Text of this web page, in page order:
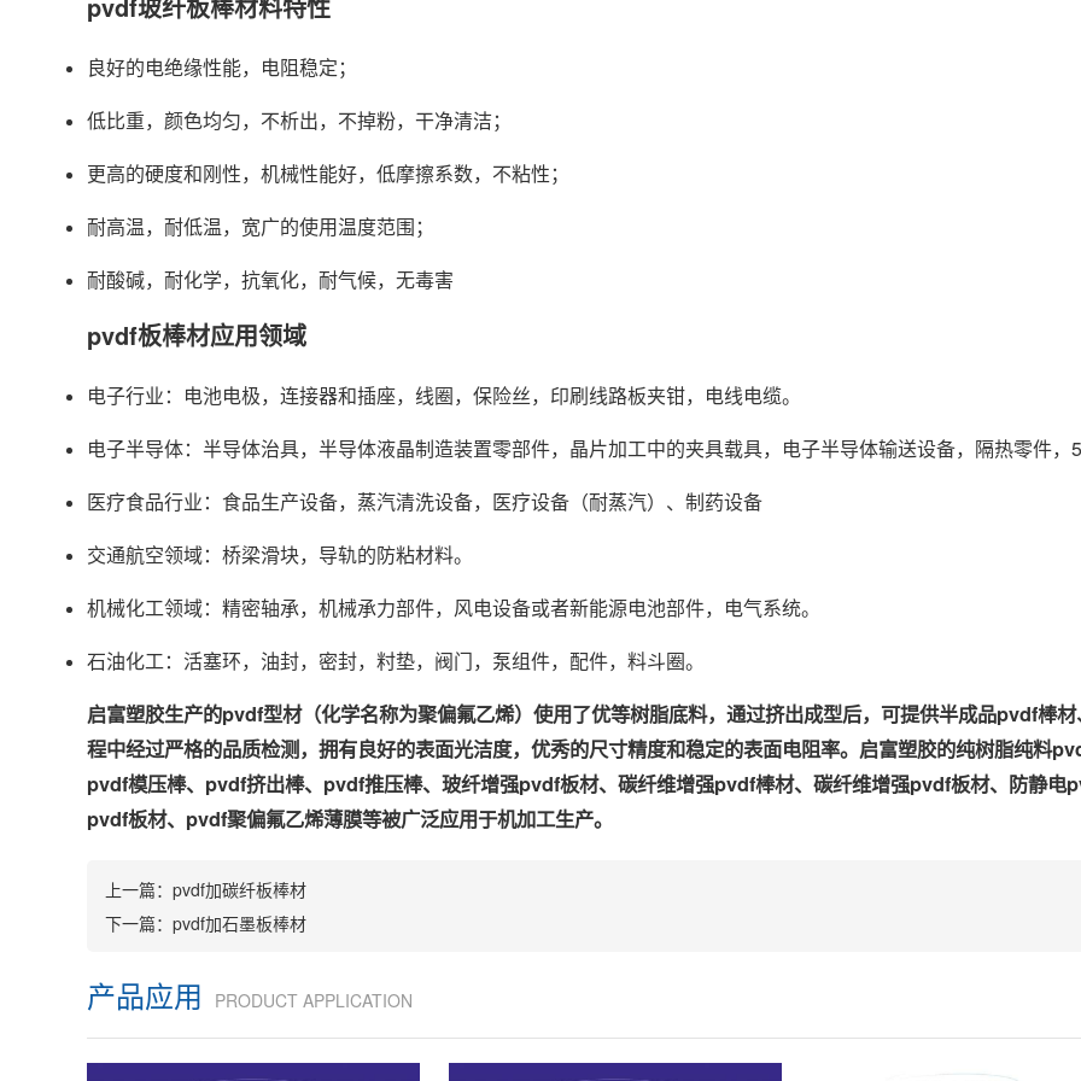
良好的电绝缘性能，电阻稳定；
低比重，颜色均匀，不析出，不掉粉，干净清洁；
更高的硬度和刚性，机械性能好，低摩擦系数，不粘性；
耐高温，耐低温，宽广的使用温度范围；
耐酸碱，耐化学，抗氧化，耐气候，无毒害
pvdf板棒材应用领域
电子行业：电池电极，连接器和插座，线圈，保险丝，印刷线路板夹钳，电线电缆。
电子半导体：半导体治具，半导体液晶制造装置零部件，晶片加工中的夹具载具，电子半导体输送设备，隔热零件，
医疗食品行业：食品生产设备，蒸汽清洗设备，医疗设备（耐蒸汽）、制药设备
交通航空领域：桥梁滑块，导轨的防粘材料。
机械化工领域：精密轴承，机械承力部件，风电设备或者新能源电池部件，电气系统。
石油化工：活塞环，油封，密封，籿垫，阀门，泵组件，配件，料斗圈。
启富塑胶生产的pvdf型材（化学名称为聚偏氟乙烯）使用了优等树脂底料，通过挤出成型后，可提供半成品pvdf棒
程中经过严格的品质检测，拥有良好的表面光洁度，优秀的尺寸精度和稳定的表面电阻率。启富塑胶的纯树脂纯料
pvdf模压棒、pvdf挤出棒、pvdf推压棒、玻纤增强pvdf板材、碳纤维增强pvdf棒材、碳纤维增强pvdf板材、防静
pvdf板材、pvdf聚偏氟乙烯薄膜等被广泛应用于机加工生产。
上一篇： pvdf加碳纤板棒材
下一篇： pvdf加石墨板棒材
产品应用 PRODUCT APPLICATION